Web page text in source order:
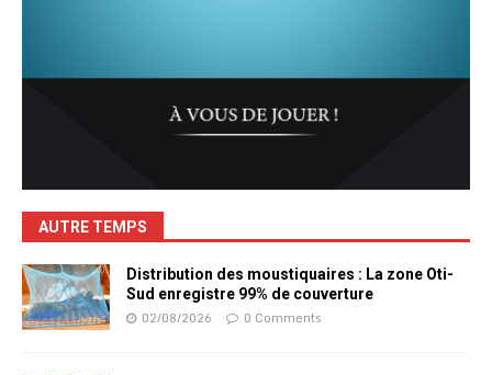
AUTRE TEMPS
Distribution des moustiquaires : La zone Oti-
Sud enregistre 99% de couverture
02/08/2026 0 Comments